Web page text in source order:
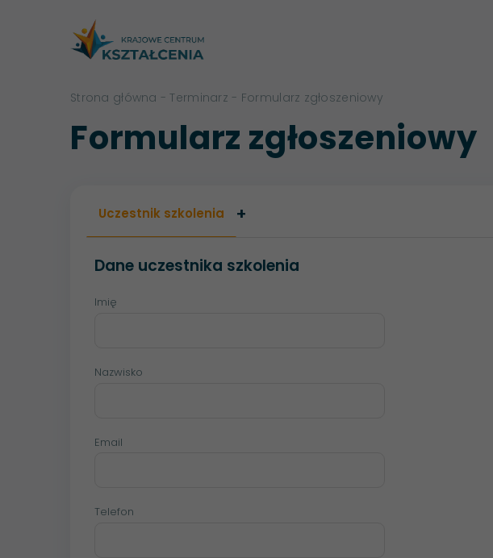
Strona główna -Terminarz - Formularz zgłoszeniowy
Formularz zgłoszeniowy
Uczestnik szkolenia +
Dane uczestnika szkolenia
Imię
Nazwisko
Email
Telefon